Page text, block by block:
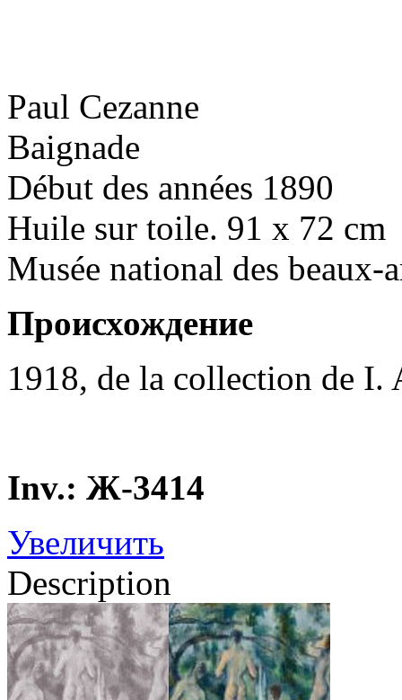
Paul Cezanne
Baignade
Début des années 1890
Huile sur toile. 91 x 72 cm
Musée national des beaux-
Происхождение
1918, de la collection de I.
Inv.: Ж-3414
Увеличить
Description